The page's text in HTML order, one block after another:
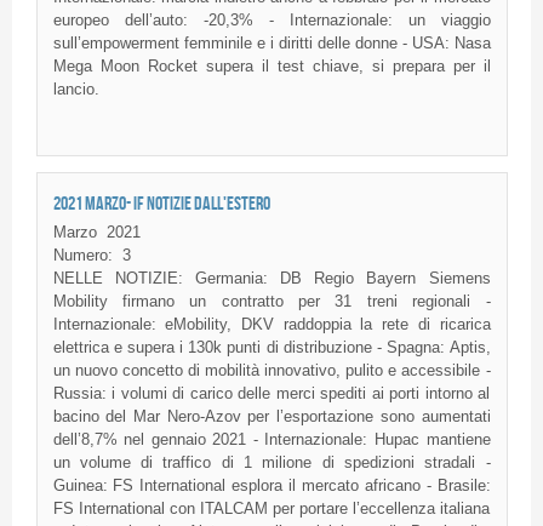
europeo dell’auto: -20,3% - Internazionale: un viaggio
sull’empowerment femminile e i diritti delle donne - USA: Nasa
Mega Moon Rocket supera il test chiave, si prepara per il
lancio.
2021 MARZO- IF NOTIZIE DALL'ESTERO
Marzo 2021
Numero: 3
NELLE NOTIZIE: Germania: DB Regio Bayern Siemens
Mobility firmano un contratto per 31 treni regionali -
Internazionale: eMobility, DKV raddoppia la rete di ricarica
elettrica e supera i 130k punti di distribuzione - Spagna: Aptis,
un nuovo concetto di mobilità innovativo, pulito e accessibile -
Russia: i volumi di carico delle merci spediti ai porti intorno al
bacino del Mar Nero-Azov per l’esportazione sono aumentati
dell’8,7% nel gennaio 2021 - Internazionale: Hupac mantiene
un volume di traffico di 1 milione di spedizioni stradali -
Guinea: FS International esplora il mercato africano - Brasile:
FS International con ITALCAM per portare l’eccellenza italiana